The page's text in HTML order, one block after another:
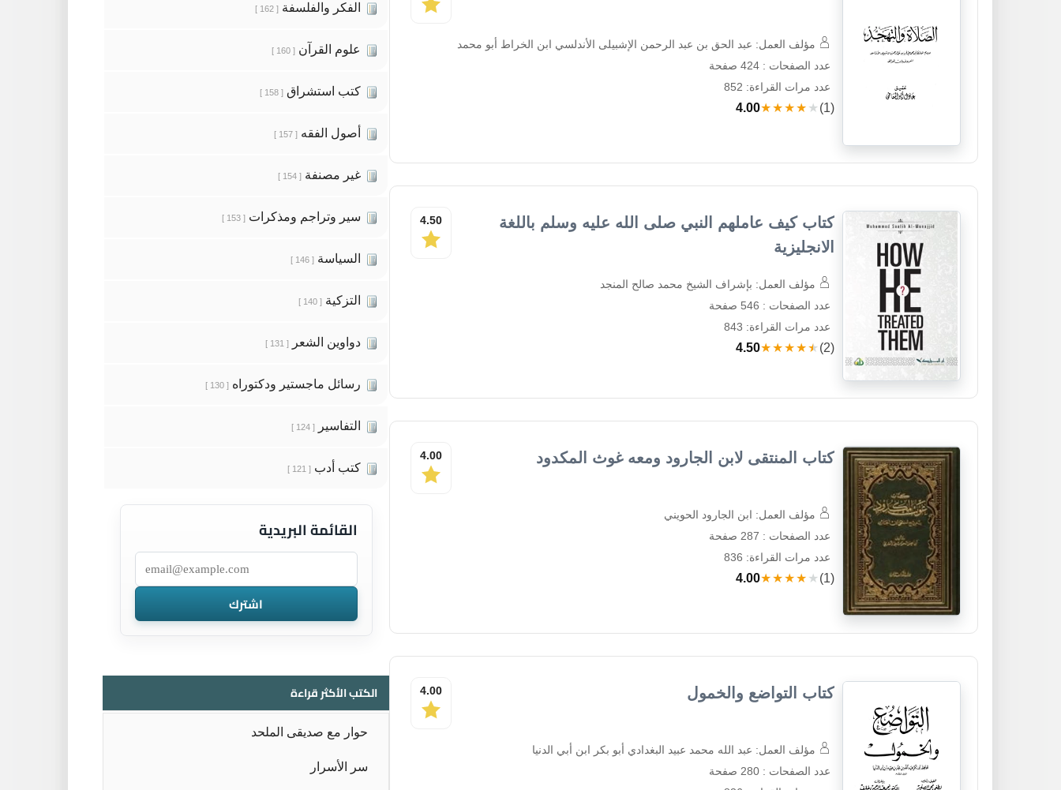
مؤلف العمل: عبد الحق بن عبد الرحمن الإشبيلى الأندلسي ابن الخراط أبو محمد
عدد الصفحات : 424 صفحة
عدد مرات القراءة: 852
4.00★★★★★ (1)
4.50
كتاب كيف عاملهم النبي صلى الله عليه وسلم باللغة
الانجليزية
مؤلف العمل: بإشراف الشيخ محمد صالح المنجد
عدد الصفحات : 546 صفحة
عدد مرات القراءة: 843
4.50★★★★★ (2)
4.00 كتاب المنتقى لابن الجارود ومعه غوث المكدود
مؤلف العمل: ابن الجارود الحويني
عدد الصفحات : 287 صفحة
عدد مرات القراءة: 836
4.00★★★★★ (1)
4.00 كتاب التواضع والخمول
مؤلف العمل: عبد الله محمد عبيد البغدادي أبو بكر ابن أبي الدنيا
عدد الصفحات : 280 صفحة
الفكر والفلسفة [ 162 ]
علوم القرآن [ 160 ]
كتب استشراق [ 158 ]
أصول الفقه [ 157 ]
غير مصنفة [ 154 ]
سير وتراجم ومذكرات [ 153 ]
السياسة [ 146 ]
التزكية [ 140 ]
دواوين الشعر [ 131 ]
رسائل ماجستير ودكتوراه [ 130 ]
التفاسير [ 124 ]
كتب أدب [ 121 ]
القائمة البريدية
الكتب الأكثر قراءة
حوار مع صديقى الملحد
سر الأسرار